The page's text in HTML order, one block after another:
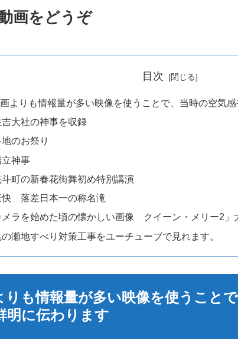
画をどうぞ
目次
よりも情報量が多い映像を使うことで、当時の空気
吉大社の神事を収録
のお祭り
立神事
斗町の新春花街舞初め特別講演
快 落差日本一の称名滝
メラを始めた頃の懐かしい画像 クイーン・メリー2」
瀬地すべり対策工事をユーチューブで見れます。
りも情報量が多い映像を使うこと
明に伝わります